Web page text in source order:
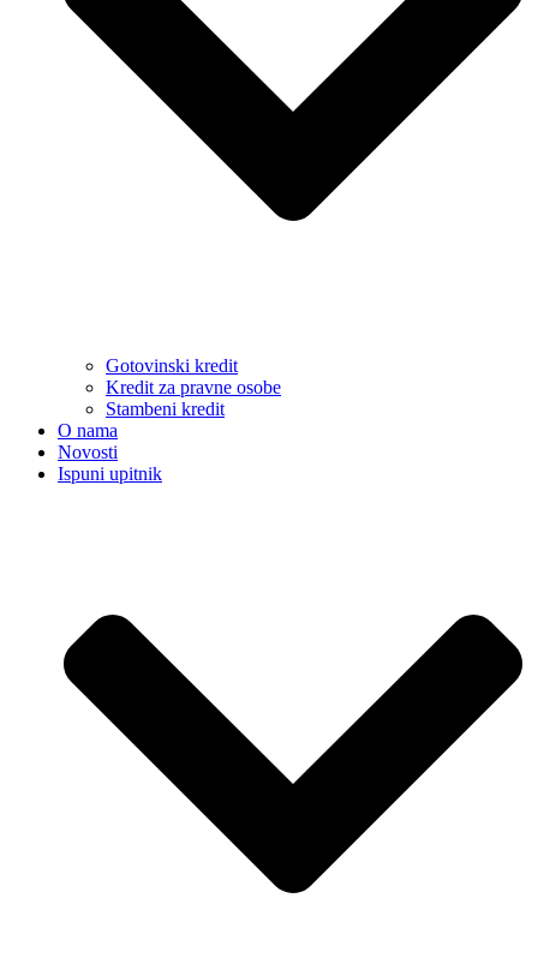
Gotovinski kredit
Kredit za pravne osobe
Stambeni kredit
O nama
Novosti
Ispuni upitnik